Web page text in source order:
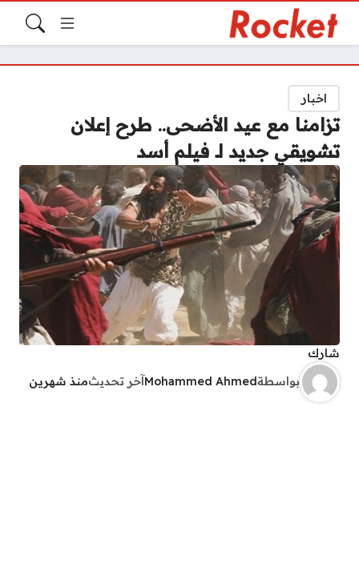
اخبار
تزامنا مع عيد الأضحى.. طرح إعلان
تشويقي جديد لـ فيلم أسد
شارك
بواسطةMohammed Ahmed آخر تحديثمنذ شهرين